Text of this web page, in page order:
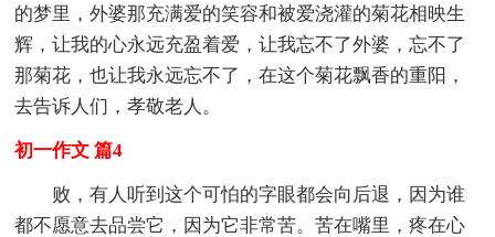
的梦里，外婆那充满爱的笑容和被爱浇灌的菊花相映生
辉，让我的心永远充盈着爱，让我忘不了外婆，忘不了
那菊花，也让我永远忘不了，在这个菊花飘香的重阳，
去告诉人们，孝敬老人。
初一作文 篇4
败，有人听到这个可怕的字眼都会向后退，因为谁
都不愿意去品尝它，因为它非常苦。苦在嘴里，疼在心